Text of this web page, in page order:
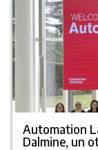
Automation
Dalmine, un